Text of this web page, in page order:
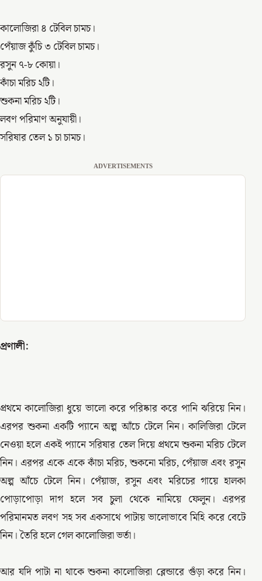
কালোজিরা ৪ টেবিল চামচ।
পেঁয়াজ কুঁচি ৩ টেবিল চামচ।
রসুন ৭-৮ কোয়া।
কাঁচা মরিচ ২টি।
শুকনা মরিচ ২টি।
লবণ পরিমাণ অনুযায়ী।
সরিষার তেল ১ চা চামচ।
ADVERTISEMENTS
প্রণালী:
প্রথমে কালোজিরা ধুয়ে ভালো করে পরিষ্কার করে পানি ঝরিয়ে নিন।
এরপর শুকনা একটি প্যানে অল্প আঁচে টেলে নিন। কালিজিরা টেলে
নেওয়া হলে একই প্যানে সরিষার তেল দিয়ে প্রথমে শুকনা মরিচ টেলে
নিন। এরপর একে একে কাঁচা মরিচ, শুকনো মরিচ, পেঁয়াজ এবং রসুন
অল্প আঁচে টেলে নিন। পেঁয়াজ, রসুন এবং মরিচের গায়ে হালকা
পোড়াপোড়া দাগ হলে সব চুলা থেকে নামিয়ে ফেলুন। এরপর
পরিমানমত লবণ সহ সব একসাথে পাটায় ভালোভাবে মিহি করে বেটে
নিন। তৈরি হলে গেল কালোজিরা ভর্তা।
আর যদি পাটা না থাকে শুকনা কালোজিরা ব্লেন্ডারে গুঁড়া করে নিন।